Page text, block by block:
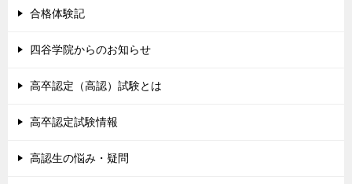
合格体験記
四谷学院からのお知らせ
高卒認定（高認）試験とは
高卒認定試験情報
高認生の悩み・疑問